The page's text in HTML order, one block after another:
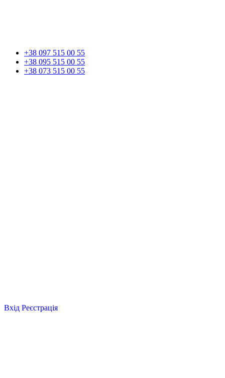
+38 097 515 00 55
+38 095 515 00 55
+38 073 515 00 55
Вхід Реєстрація